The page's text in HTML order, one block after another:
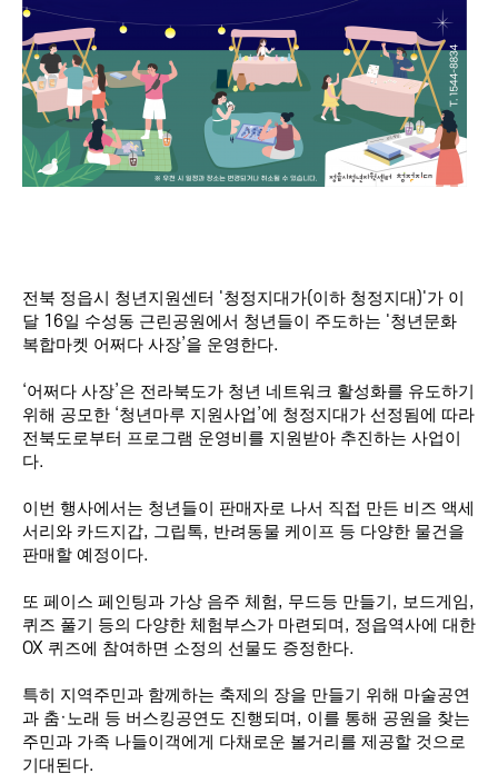
전북 정읍시 청년지원센터 '청정지대가(이하 청정지대 )'가 이
달 16일 수성동 근린공원에서 청년들이 주도하는 '청년문화
복합마켓 어쩌다 사장’을 운영한다.
‘어쩌다 사장’은 전라북도가 청년 네트워크 활성화를 유도하기
위해 공모한 ‘청년마루 지원사업’에 청정지대가 선정됨에 따라
전북도로부터 프로그램 운영비를 지원받아 추진하는 사업이
다.
이번 행사에서는 청년들이 판매자로 나서 직접 만든 비즈 액세
서리와 카드지갑, 그립톡, 반려동물 케이프 등 다양한 물건을
판매할 예정이다.
또 페이스 페인팅과 가상 음주 체험, 무드등 만들기 , 보드게임,
퀴즈 풀기 등의 다양한 체험부스가 마련되며 , 정읍역사에 대한
OX 퀴즈에 참여하면 소정의 선물도 증정한다.
특히 지역주민과 함께하는 축제의 장을 만들기 위해 마술공연
과 춤· 노래 등 버스킹공연도 진행되며 , 이를 통해 공원을 찾는
주민과 가족 나들이객에게 다채로운 볼거리를 제공할 것으로
기대된다.